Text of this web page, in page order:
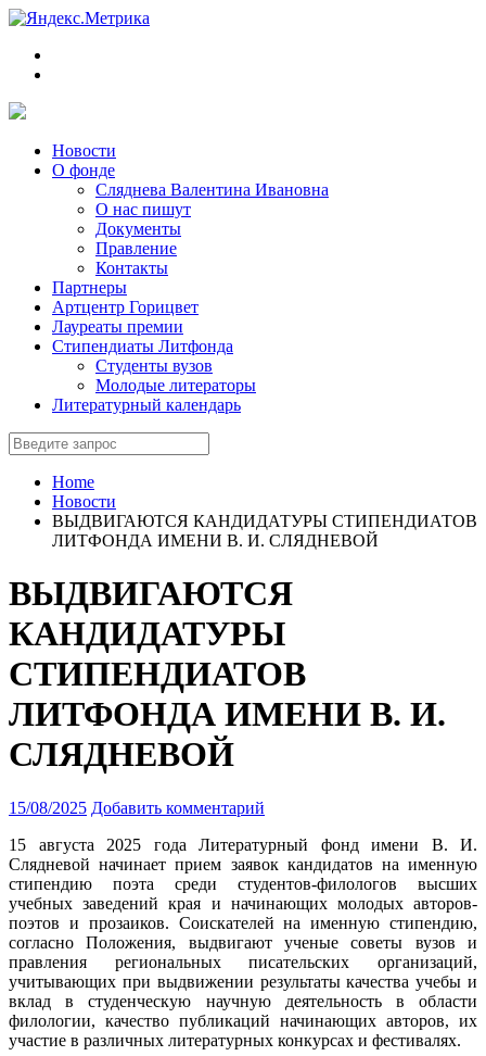
Новости
О фонде
Сляднева Валентина Ивановна
О нас пишут
Документы
Правление
Контакты
Партнеры
Артцентр Горицвет
Лауреаты премии
Стипендиаты Литфонда
Студенты вузов
Молодые литераторы
Литературный календарь
Home
Новости
ВЫДВИГАЮТСЯ КАНДИДАТУРЫ СТИПЕНДИАТОВ
ЛИТФОНДА ИМЕНИ В. И. СЛЯДНЕВОЙ
ВЫДВИГАЮТСЯ
КАНДИДАТУРЫ
СТИПЕНДИАТОВ
ЛИТФОНДА ИМЕНИ В. И.
СЛЯДНЕВОЙ
15/08/2025 Добавить комментарий
15 августа 2025 года Литературный фонд имени В. И.
Слядневой начинает прием заявок кандидатов на именную
стипендию поэта среди студентов-филологов высших
учебных заведений края и начинающих молодых авторов-
поэтов и прозаиков. Соискателей на именную стипендию,
согласно Положения, выдвигают ученые советы вузов и
правления региональных писательских организаций,
учитывающих при выдвижении результаты качества учебы и
вклад в студенческую научную деятельность в области
филологии, качество публикаций начинающих авторов, их
участие в различных литературных конкурсах и фестивалях.